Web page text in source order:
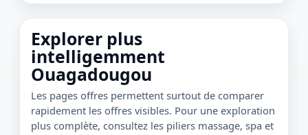
Explorer plus
intelligemment
Ouagadougou
Les pages offres permettent surtout de comparer
rapidement les offres visibles. Pour une exploration
plus complète, consultez les piliers massage, spa et